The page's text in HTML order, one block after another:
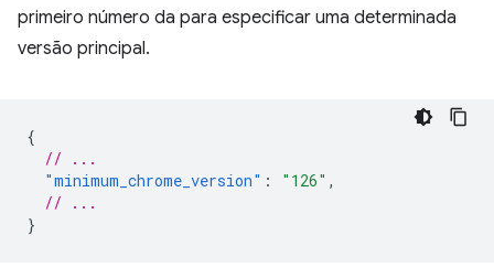
primeiro número da para especificar uma determinada
versão principal.
{
// ...
"minimum_chrome_version" : "126" ,
// ...
}